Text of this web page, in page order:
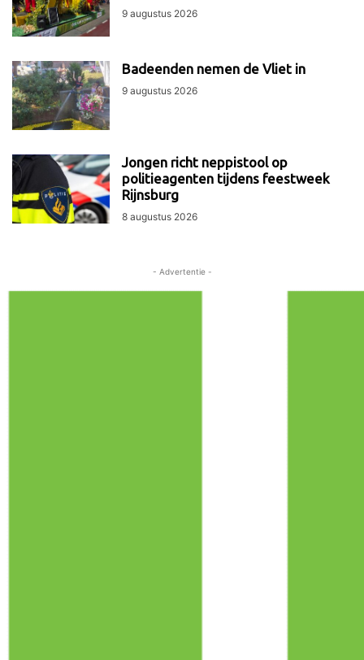
9 augustus 2026
Badeenden nemen de Vliet in
9 augustus 2026
Jongen richt neppistool op
politieagenten tijdens feestweek
Rijnsburg
8 augustus 2026
- Advertentie -